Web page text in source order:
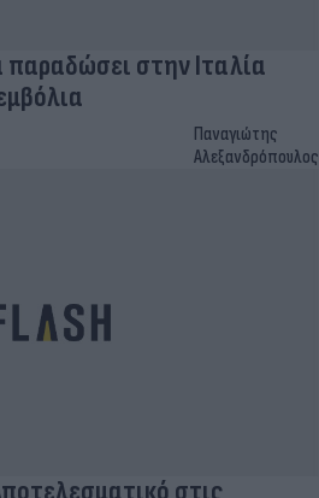
στην Ιταλία
Παναγιώτης
Αλεξανδρόπουλος